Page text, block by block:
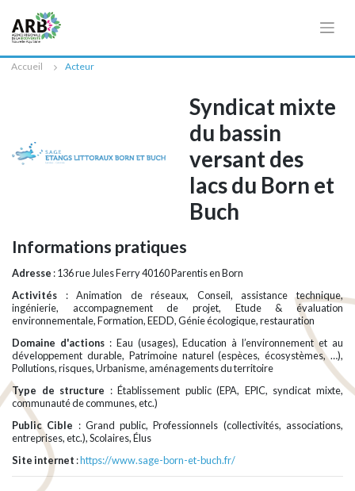
Accueil Acteur
Syndicat mixte
du bassin
versant des
lacs du Born et
Buch
Informations pratiques
Adresse : 136 rue Jules Ferry 40160 Parentis en Born
Activités : Animation de réseaux, Conseil, assistance technique,
ingénierie, accompagnement de projet, Etude & évaluation
environnementale, Formation, EEDD, Génie écologique, restauration
Domaine d'actions: Eau (usages), Education à l’environnement et au
développement durable, Patrimoine naturel (espèces, écosystèmes, …),
Pollutions, risques, Urbanisme, aménagements du territoire
Type de structure : Établissement public (EPA, EPIC, syndicat mixte,
communauté de communes, etc.)
Public Cible : Grand public, Professionnels (collectivités, associations,
entreprises, etc.), Scolaires, Élus
Site internet :https://www.sage-born-et-buch.fr/